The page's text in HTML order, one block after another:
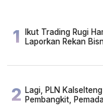
1
Ikut Trading Rugi
Laporkan Rekan
2 Lagi, PLN
Pembangkit,